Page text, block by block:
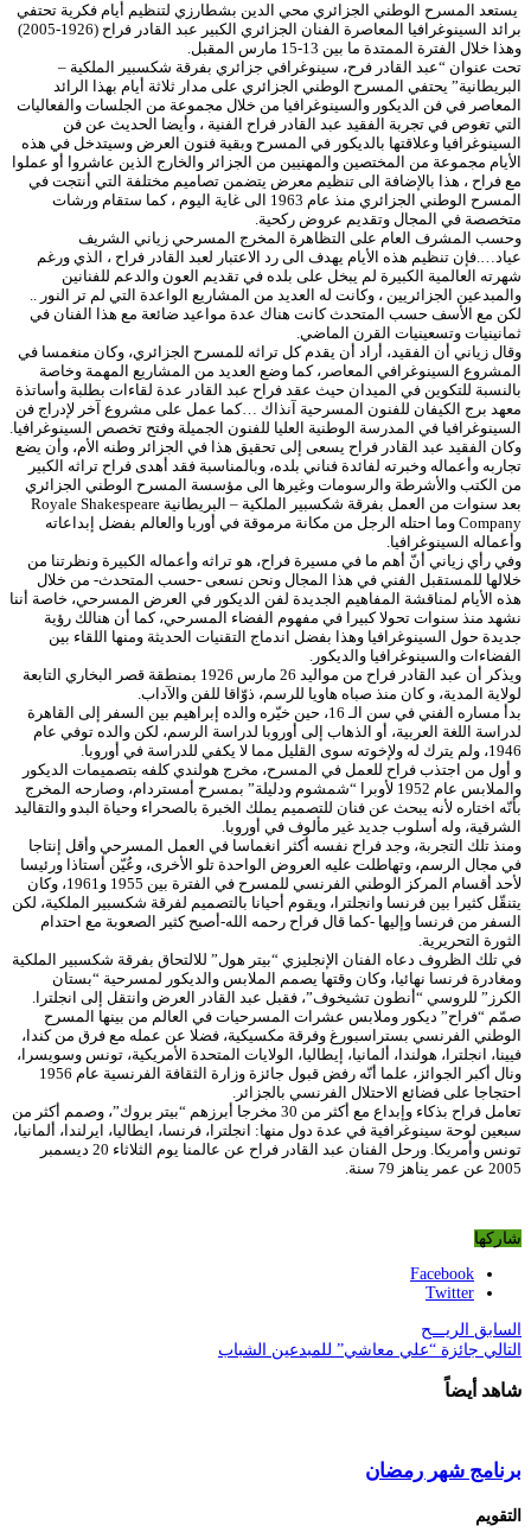
يستعد المسرح الوطني الجزائري محي الدين بشطارزي لتنظيم أيام فكرية تحتفي
برائد السينوغرافيا المعاصرة الفنان الجزائري الكبير عبد القادر فراح (1926-2005)
وهذا خلال الفترة الممتدة ما بين 13-15 مارس المقبل.
تحت عنوان “عبد القادر فرح، سينوغرافي جزائري بفرقة شكسبير الملكية –
البريطانية” يحتفي المسرح الوطني الجزائري على مدار ثلاثة أيام بهذا الرائد
المعاصر في فن الديكور والسينوغرافيا من خلال مجموعة من الجلسات والفعاليات
التي تغوص في تجربة الفقيد عبد القادر فراح الفنية ، وأيضا الحديث عن فن
السينوغرافيا وعلاقتها بالديكور في المسرح وبقية فنون العرض وسيتدخل في هذه
الأيام مجموعة من المختصين والمهنيين من الجزائر والخارج الذين عاشروا أو عملوا
مع فراح ، هذا بالإضافة الى تنظيم معرض يتضمن تصاميم مختلفة التي أنتجت في
المسرح الوطني الجزائري منذ عام 1963 الى غاية اليوم ، كما ستقام ورشات
متخصصة في المجال وتقديم عروض ركحية.
وحسب المشرف العام على التظاهرة المخرج المسرحي زياني الشريف
عياد….فإن تنظيم هذه الأيام يهدف الى رد الاعتبار لعبد القادر فراح ، الذي ورغم
شهرته العالمية الكبيرة لم يبخل على بلده في تقديم العون والدعم للفنانين
والمبدعين الجزائريين ، وكانت له العديد من المشاريع الواعدة التي لم تر النور ..
لكن مع الأسف حسب المتحدث كانت هناك عدة مواعيد ضائعة مع هذا الفنان في
ثمانينيات وتسعينيات القرن الماضي.
وقال زياني أن الفقيد، أراد أن يقدم كل تراثه للمسرح الجزائري، وكان منغمسا في
المشروع السينوغرافي المعاصر، كما وضع العديد من المشاريع المهمة وخاصة
بالنسبة للتكوين في الميدان حيث عقد فراح عبد القادر عدة لقاءات بطلبة وأساتذة
معهد برج الكيفان للفنون المسرحية آنذاك …كما عمل على مشروع آخر لإدراج فن
السينوغرافيا في المدرسة الوطنية العليا للفنون الجميلة وفتح تخصص السينوغرافيا.
وكان الفقيد عبد القادر فراح يسعى إلى تحقيق هذا في الجزائر وطنه الأم، وأن يضع
تجاربه وأعماله وخبرته لفائدة فناني بلده، وبالمناسبة فقد أهدى فراح تراثه الكبير
من الكتب والأشرطة والرسومات وغيرها الى مؤسسة المسرح الوطني الجزائري
بعد سنوات من العمل بفرقة شكسبير الملكية – البريطانية Royale Shakespeare
Company وما احتله الرجل من مكانة مرموقة في أوربا والعالم بفضل إبداعاته
وأعماله السينوغرافيا.
وفي رأي زياني أنّ أهم ما في مسيرة فراح، هو تراثه وأعماله الكبيرة ونظرتنا من
خلالها للمستقبل الفني في هذا المجال ونحن نسعى -حسب المتحدث- من خلال
هذه الأيام لمناقشة المفاهيم الجديدة لفن الديكور في العرض المسرحي، خاصة أننا
نشهد منذ سنوات تحولا كبيرا في مفهوم الفضاء المسرحي، كما أن هنالك رؤية
جديدة حول السينوغرافيا وهذا بفضل اندماج التقنيات الحديثة ومنها اللقاء بين
الفضاءات والسينوغرافيا والديكور.
ويذكر أن عبد القادر فراح من مواليد 26 مارس 1926 بمنطقة قصر البخاري التابعة
لولاية المدية، و كان منذ صباه هاويا للرسم، ذوّاقا للفن والآداب.
بدأ مساره الفني في سن الـ 16، حين خيّره والده إبراهيم بين السفر إلى القاهرة
لدراسة اللغة العربية، أو الذهاب إلى أوروبا لدراسة الرسم، لكن والده توفي عام
1946، ولم يترك له ولإخوته سوى القليل مما لا يكفي للدراسة في أوروبا.
و أول من اجتذب فراح للعمل في المسرح، مخرج هولندي كلفه بتصميمات الديكور
والملابس عام 1952 لأوبرا “شمشوم ودليلة” بمسرح أمستردام، وصارحه المخرج
بأنّه اختاره لأنه يبحث عن فنان للتصميم يملك الخبرة بالصحراء وحياة البدو والتقاليد
الشرقية، وله أسلوب جديد غير مألوف في أوروبا.
ومنذ تلك التجربة، وجد فراح نفسه أكثر انغماسا في العمل المسرحي وأقل إنتاجا
في مجال الرسم، وتهاطلت عليه العروض الواحدة تلو الأخرى، وعُيّن أستاذا ورئيسا
لأحد أقسام المركز الوطني الفرنسي للمسرح في الفترة بين 1955 و1961، وكان
يتنقّل كثيرا بين فرنسا وانجلترا، ويقوم أحيانا بالتصميم لفرقة شكسبير الملكية، لكن
السفر من فرنسا وإليها -كما قال فراح رحمه الله-أصبح كثير الصعوبة مع احتدام
الثورة التحريرية.
في تلك الظروف دعاه الفنان الإنجليزي “بيتر هول” للالتحاق بفرقة شكسبير الملكية
ومغادرة فرنسا نهائيا، وكان وقتها يصمم الملابس والديكور لمسرحية “بستان
الكرز” للروسي “أنطون تشيخوف”، فقبل عبد القادر العرض وانتقل إلى انجلترا.
صمّم “فراح” ديكور وملابس عشرات المسرحيات في العالم من بينها المسرح
الوطني الفرنسي بستراسبورغ وفرقة مكسيكية، فضلا عن عمله مع فرق من كندا،
فيينا، انجلترا، هولندا، ألمانيا، إيطاليا، الولايات المتحدة الأمريكية، تونس وسويسرا،
ونال أكبر الجوائز، علما أنّه رفض قبول جائزة وزارة الثقافة الفرنسية عام 1956
احتجاجا على فضائع الاحتلال الفرنسي بالجزائر.
تعامل فراح بذكاء وإبداع مع أكثر من 30 مخرجا أبرزهم “بيتر بروك”، وصمم أكثر من
سبعين لوحة سينوغرافية في عدة دول منها: انجلترا، فرنسا، ايطاليا، ايرلندا، ألمانيا،
تونس وأمريكا. ورحل الفنان عبد القادر فراح عن عالمنا يوم الثلاثاء 20 ديسمبر
2005 عن عمر يناهز 79 سنة.
شاركها
Facebook
Twitter
السابق الريـــح
التالي جائزة “علي معاشي” للمبدعين الشباب
شاهد أيضاً
برنامج شهر رمضان
التقويم